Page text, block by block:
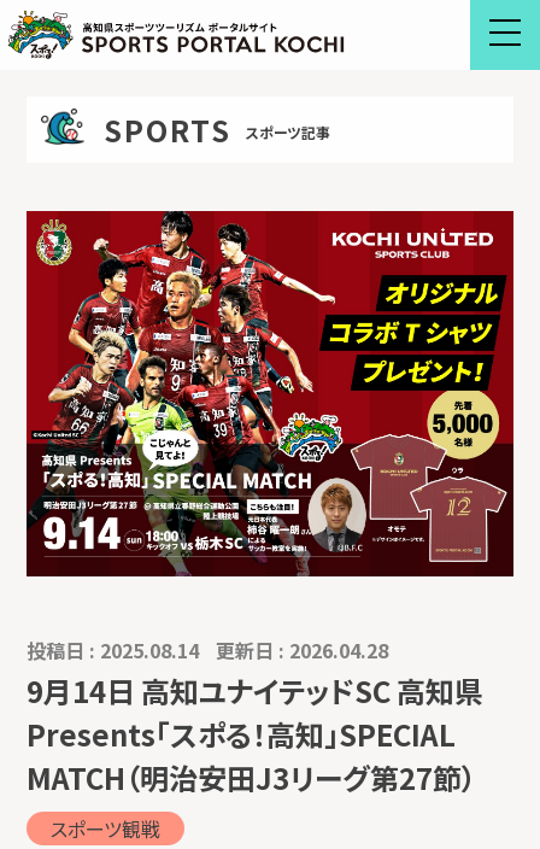
Skip
to
SPORTS スポーツ記事
投稿日 : 2025.08.14 更新日 : 2026.04.28
9月14日 高知ユナイテッドSC 高知県
Presents「スポる！高知」SPECIAL
MATCH（明治安田J3リーグ第27節）
スポーツ観戦